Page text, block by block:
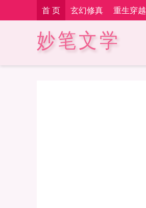
首 页 玄幻修真 重生穿越
妙笔文学